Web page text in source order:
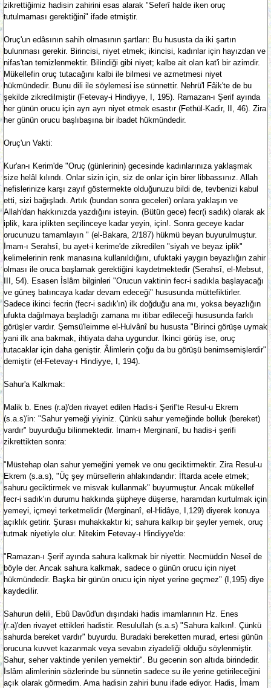
zikrettiğimiz hadisin zahirini esas alarak "Seferî halde iken oruç
tutulmaması gerektiğini" ifade etmiştir.
Oruç'un edâsının sahih olmasının şartları: Bu hususta da iki şartın
bulunması gerekir. Birincisi, niyet etmek; ikincisi, kadınlar için hayızdan ve
nifas'tan temizlenmektir. Bilindiği gibi niyet; kalbe ait olan kat'i bir azimdir.
Mükellefin oruç tutacağını kalbi ile bilmesi ve azmetmesi niyet
hükmündedir. Bunu dili ile söylemesi ise sünnettir. Nehrü'l Fâik'te de bu
şekilde zikredilmiştir (Fetevay-i Hindiyye, I, 195). Ramazan-ı Şerif ayında
her günün orucu için ayrı ayrı niyet etmek esastır (Fethül-Kadir, II, 46). Zira
her günün orucu başlıbaşına bir ibadet hükmündedir.
Oruç'un Vakti:
Kur'an-ı Kerim'de "Oruç (günlerinin) gecesinde kadınlarınıza yaklaşmak
size helâl kılındı. Onlar sizin için, siz de onlar için birer libbassınız. Allah
nefislerinize karşı zayıf göstermekte olduğunuzu bildi de, tevbenizi kabul
etti, sizi bağışladı. Artık (bundan sonra geceleri) onlara yaklaşın ve
Allah'dan hakkınızda yazdığını isteyin. (Bütün gece) fecr(i sadık) olarak ak
iplik, kara iplikten seçilinceye kadar yeyin, için!. Sonra geceye kadar
orucunuzu tamamlayın " (el-Bakara, 2/187) hükmü beyan buyurulmuştur.
İmam-ı Serahsî, bu ayet-i kerime'de zikredilen "siyah ve beyaz iplik"
kelimelerinin renk manasına kullanıldığını, ufuktaki yaygın beyazlığın zahir
olması ile oruca başlamak gerektiğini kaydetmektedir (Serahsî, el-Mebsut,
III, 54). Esasen İslâm bilginleri "Orucun vaktinin fecr-i sadıkla başlayacağı
ve güneş batıncaya kadar devam edeceği" hususunda müttefiktirler.
Sadece ikinci fecrin (fecr-i sadık'ın) ilk doğduğu ana mı, yoksa beyazlığın
ufukta dağılmaya başladığı zamana mı itibar edileceği hususunda farklı
görüşler vardır. Şemsü'leimme el-Hulvânî bu hususta "Birinci görüşe uymak
yani ilk ana bakmak, ihtiyata daha uygundur. İkinci görüş ise, oruç
tutacaklar için daha geniştir. Âlimlerin çoğu da bu görüşü benimsemişlerdir"
demiştir (el-Fetevay-ı Hindiyye, I, 194).
Sahur'a Kalkmak:
Malik b. Enes (r.a)'den rivayet edilen Hadis-i Şerif'te Resul-u Ekrem
(s.a.s)'in: "Sahur yemeği yiyiniz. Çünkü sahur yemeğinde bolluk (bereket)
vardır" buyurduğu bilinmektedir. İmam-ı Merginanî, bu hadis-i şerifi
zikrettikten sonra:
"Müstehap olan sahur yemeğini yemek ve onu geciktirmektir. Zira Resul-u
Ekrem (s.a.s), "Üç şey mürsellerin ahlakındandır: İftarda acele etmek;
sahuru geciktirmek ve misvak kullanmak" buyurmuştur. Ancak mükellef
fecr-i sadık'ın durumu hakkında şüpheye düşerse, haramdan kurtulmak için
yemeyi, içmeyi terketmelidir (Merginanî, el-Hidâye, I,129) diyerek konuya
açıklık getirir. Şurası muhakkaktır ki; sahura kalkıp bir şeyler yemek, oruç
tutmak niyetiyle olur. Nitekim Fetevay-ı Hindiyye'de:
"Ramazan-ı Şerif ayında sahura kalkmak bir niyettir. Necmüddin Neseî de
böyle der. Ancak sahura kalkmak, sadece o günün orucu için niyet
hükmündedir. Başka bir günün orucu için niyet yerine geçmez" (I,195) diye
kaydedilir.
Sahurun delili, Ebû Davûd'un dışındaki hadis imamlarının Hz. Enes
(r.a)'den rivayet ettikleri hadistir. Resulullah (s.a.s) "Sahura kalkın!. Çünkü
sahurda bereket vardır" buyurdu. Buradaki bereketten murad, ertesi günün
orucuna kuvvet kazanmak veya sevabın ziyadeliği olduğu söylenmiştir.
Sahur, seher vaktinde yenilen yemektir". Bu gecenin son altıda birindedir.
İslâm alimlerinin sözlerinde bu sünnetin sadece su ile yerine getirileceğini
açık olarak görmedim. Ama hadisin zahiri bunu ifade ediyor. Hadis, İmam